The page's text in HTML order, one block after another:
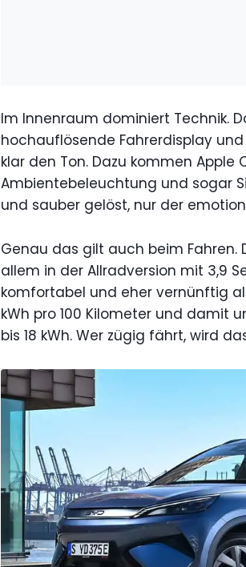
Im Innenraum dominiert Technik.
hochauflösende Fahrerdisplay
klar den Ton. Dazu kommen Apple
Ambientebeleuchtung und sogar
und sauber gelöst, nur der
Genau das gilt auch beim Fahren.
allem in der Allradversion mit 3,9
komfortabel und eher vernünftig
kWh pro 100 Kilometer und damit
bis 18 kWh. Wer zügig fährt, wird